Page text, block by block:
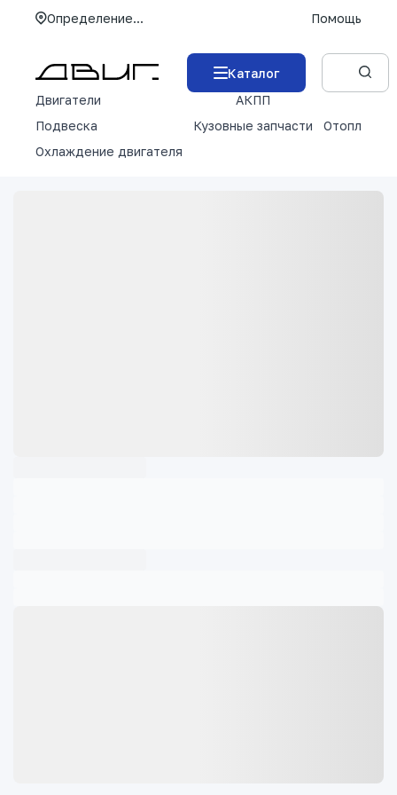
Определение... Помощь
Каталог
Двигатели
АКПП
Подвеска
Кузовные запчасти
Отопление
Охлаждение двигателя